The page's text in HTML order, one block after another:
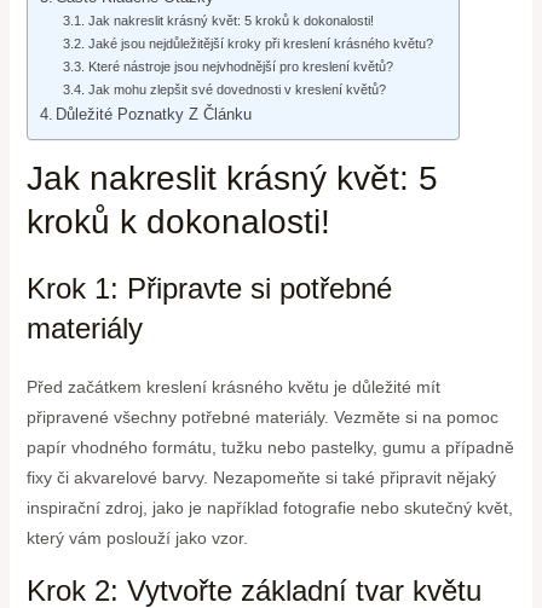
Jak nakreslit krásný květ: 5 kroků k dokonalosti!
Jaké jsou nejdůležitější kroky při kreslení krásného květu?
Které nástroje jsou nejvhodnější pro kreslení květů?
Jak mohu zlepšit své dovednosti v kreslení květů?
Důležité Poznatky Z Článku
Jak nakreslit krásný květ: 5
kroků k dokonalosti!
Krok 1: Připravte si potřebné
materiály
Před začátkem kreslení krásného květu je důležité mít
připravené všechny potřebné materiály. Vezměte si na pomoc
papír vhodného formátu, tužku nebo pastelky, gumu a případně
fixy či akvarelové barvy. Nezapomeňte si také připravit nějaký
inspirační zdroj, jako je například fotografie nebo skutečný květ,
který vám poslouží jako vzor.
Krok 2: Vytvořte základní tvar květu